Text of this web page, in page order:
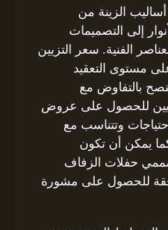
أساليب الزينة من
إلى التصميمات
الفنية. سعر التزيين
مستوى التعقيد
بالتفاوض مع
للحصول على عروض
وتتناسب مع
يمكن أن تكون
حفلات الزفاف
للحصول على مشورة